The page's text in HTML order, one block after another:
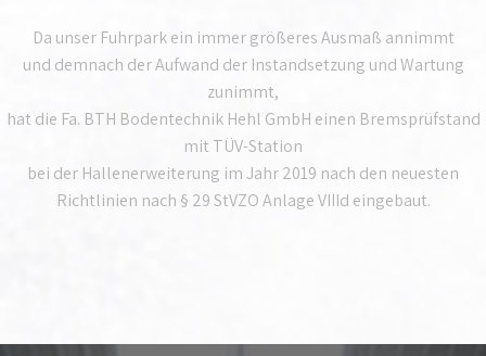
Da unser Fuhrpark ein immer größeres Ausmaß annimmt
und demnach der Aufwand der Instandsetzung und Wartung
zunimmt,
hat die Fa. BTH Bodentechnik Hehl GmbH einen Bremsprüfstand
mit TÜV-Station
bei der Hallenerweiterung im Jahr 2019 nach den neuesten
Richtlinien nach § 29 StVZO Anlage VIIId eingebaut.